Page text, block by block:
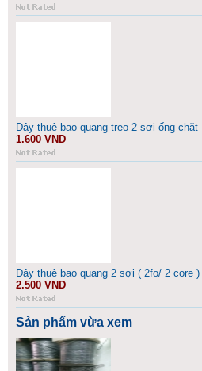
Dây thuê bao quang treo 2 sợi ống chặt
1.600 VND
Dây thuê bao quang 2 sợi ( 2fo/ 2 core )
2.500 VND
Sản phẩm vừa xem